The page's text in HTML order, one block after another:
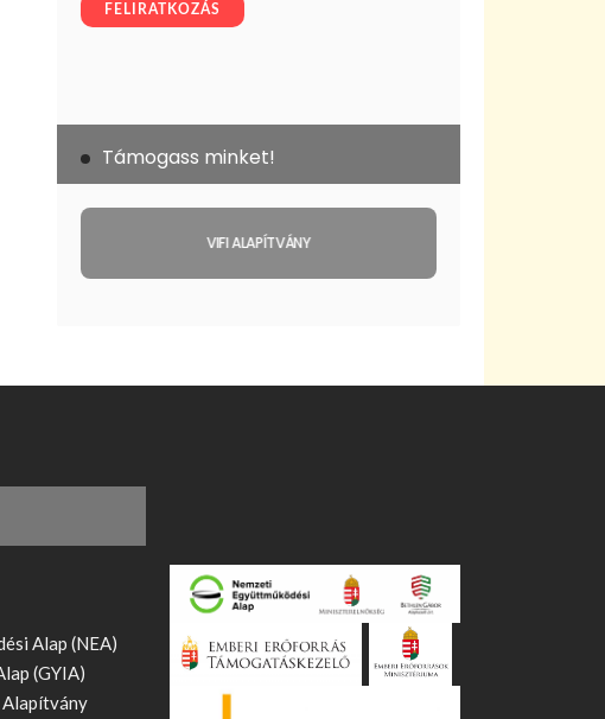
Támogass minket!
VIFI ALAPÍTVÁNY
Alap (NEA)
(GYIA)